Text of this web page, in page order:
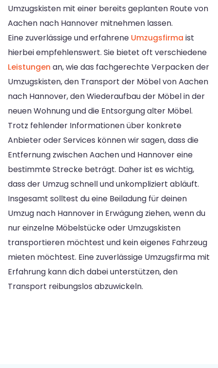
Umzugskisten mit einer bereits geplanten Route von
Aachen nach Hannover mitnehmen lassen.
Eine zuverlässige und erfahrene Umzugsfirma ist
hierbei empfehlenswert. Sie bietet oft verschiedene
Leistungen an, wie das fachgerechte Verpacken der
Umzugskisten, den Transport der Möbel von Aachen
nach Hannover, den Wiederaufbau der Möbel in der
neuen Wohnung und die Entsorgung alter Möbel.
Trotz fehlender Informationen über konkrete
Anbieter oder Services können wir sagen, dass die
Entfernung zwischen Aachen und Hannover eine
bestimmte Strecke beträgt. Daher ist es wichtig,
dass der Umzug schnell und unkompliziert abläuft.
Insgesamt solltest du eine Beiladung für deinen
Umzug nach Hannover in Erwägung ziehen, wenn du
nur einzelne Möbelstücke oder Umzugskisten
transportieren möchtest und kein eigenes Fahrzeug
mieten möchtest. Eine zuverlässige Umzugsfirma mit
Erfahrung kann dich dabei unterstützen, den
Transport reibungslos abzuwickeln.